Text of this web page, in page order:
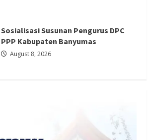
Sosialisasi Susunan Pengurus DPC
PPP Kabupaten Banyumas
August 8, 2026